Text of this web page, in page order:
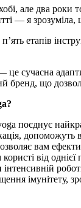
але два
— я зрозуміла,
етапів
сучасна
що
поєднує
допоможуть
вам
від однієї
інтенсивній
імунітету,